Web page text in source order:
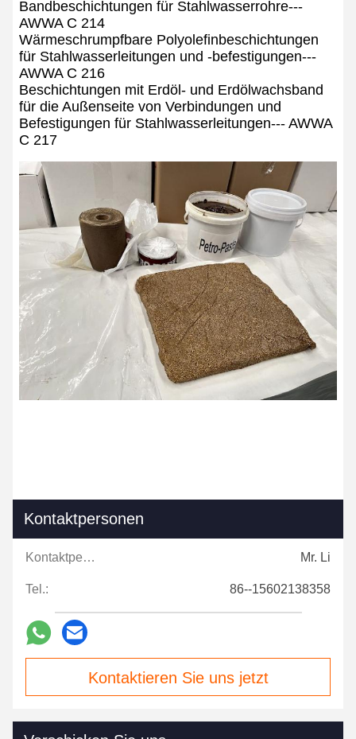
Bandbeschichtungen für Stahlwasserrohre---
AWWA C 214
Wärmeschrumpfbare Polyolefinbeschichtungen
für Stahlwasserleitungen und -befestigungen---
AWWA C 216
Beschichtungen mit Erdöl- und Erdölwachsband
für die Außenseite von Verbindungen und
Befestigungen für Stahlwasserleitungen--- AWWA
C 217
Kontaktpersonen
Kontaktpersonen: Mr. Li
Tel.: 86--15602138358
Kontaktieren Sie uns jetzt